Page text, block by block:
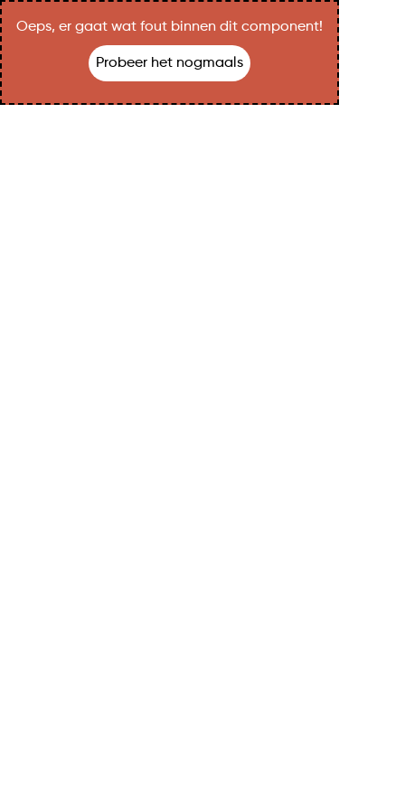
Oeps, er gaat wat fout binnen dit component!
Probeer het nogmaals